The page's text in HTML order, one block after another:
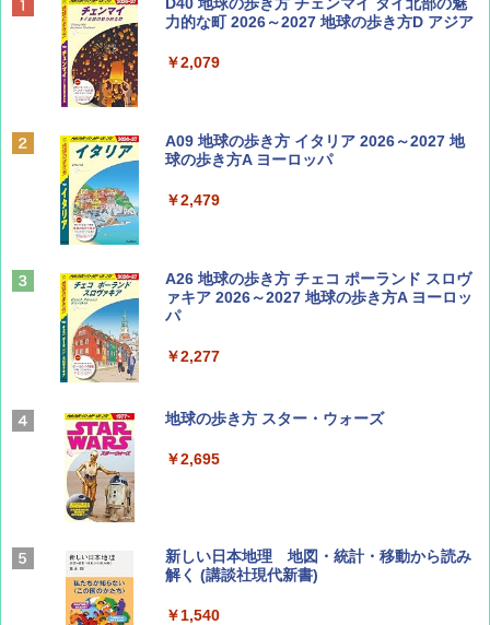
誌] (ＤＩＳＮＥＹ ＦＡＮ)
￥713
Coyote No.89 特集 星野道夫 夢見る旅
山と溪谷 2026年8月号「南アルプス大全」
￥1,540
AIRLINE（エアライン）2026年9月号【特
BE-PAL(ビ-パル) 2026年 9 月号【特別付録:
SOTO ミニマル"旅"財布 ランダム2種】
￥1,500
力的な町 2026～2027 地球の歩き方D アジア
￥2,079
A09 地球の歩き方 イタリア 2026～2027 地
球の歩き方A ヨーロッパ
￥2,479
A26 地球の歩き方 チェコ ポーランド スロヴ
ァキア 2026～2027 地球の歩き方A ヨーロッ
パ
￥2,277
地球の歩き方 スター・ウォーズ
￥2,695
新しい日本地理 地図・統計・移動から読み
解く (講談社現代新書)
￥1,540